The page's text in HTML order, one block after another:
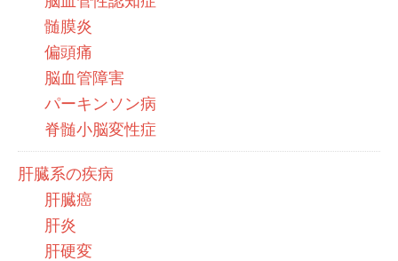
髄膜炎
偏頭痛
脳血管障害
パーキンソン病
脊髄小脳変性症
肝臓系の疾病
肝臓癌
肝炎
肝硬変